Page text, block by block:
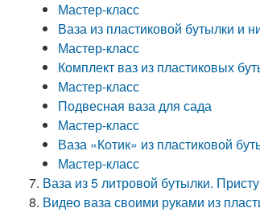
Мастер-класс
Ваза из пластиковой бутылки и
Мастер-класс
Комплект ваз из пластиковых
Мастер-класс
Подвесная ваза для сада
Мастер-класс
Ваза «Котик» из пластиковой
Мастер-класс
Ваза из 5 литровой бутылки.
Видео ваза своими руками из